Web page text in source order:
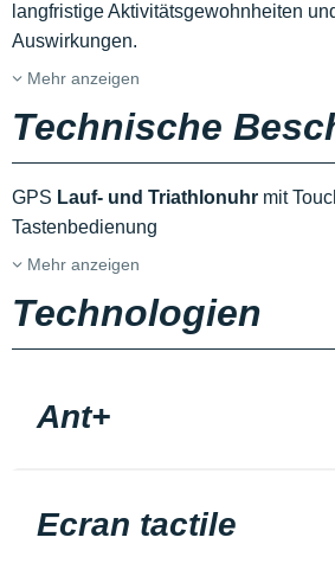
langfristige Aktivitätsgewohnheiten
Auswirkungen.
Mehr anzeigen
Technische
GPS Lauf- und Triathlonuhr mit
Tastenbedienung
Mehr anzeigen
Technologien
Ant+
Ecran tactile